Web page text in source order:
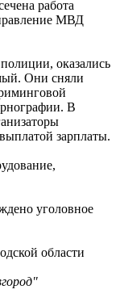
работа
МВД
оказались
Они сняли
В
зарплаты.
уголовное
области